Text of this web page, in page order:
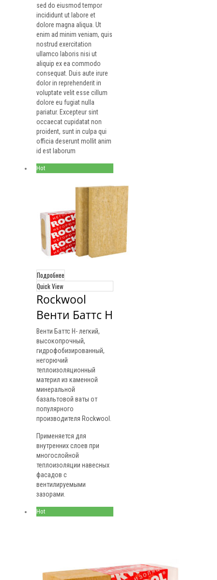
sed do eiusmod tempor
incididunt ut labore et
dolore magna aliqua. Ut
enim ad minim veniam, quis
nostrud exercitation
ullamco laboris nisi ut
aliquip ex ea commodo
consequat. Duis aute irure
dolor in reprehenderit in
voluptate velit esse cillum
dolore eu fugiat nulla
pariatur. Excepteur sint
occaecat cupidatat non
proident, sunt in culpa qui
officia deserunt mollit anim
id est laborum
Hot
Подробнее
Quick View
Rockwool
Венти Баттс Н
Венти Баттс Н- легкий,
высокопрочный,
гидрофобизированный,
негорючий
теплоизоляционный
материл из каменной
минеральной
базальтовой ваты от
популярного
производителя Rockwool.
Применяется для
внутренних слоев при
многослойной
теплоизоляции навесных
фасадов с
вентилируемыми
зазорами.
Hot